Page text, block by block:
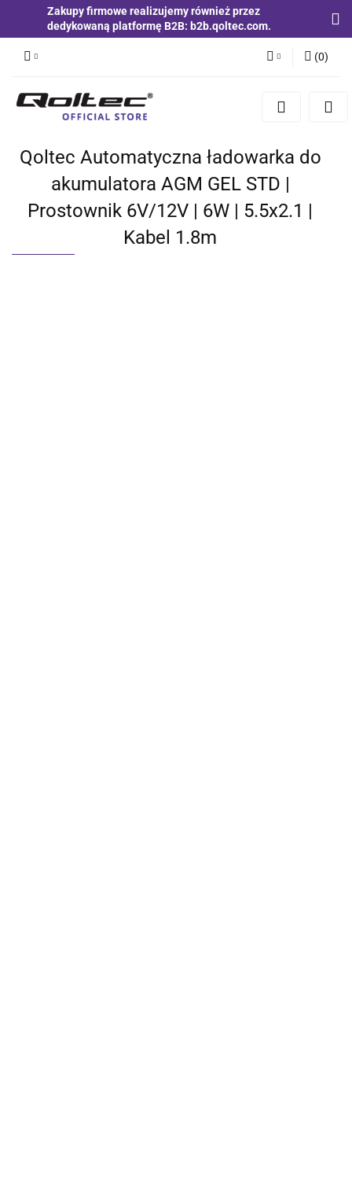
Zakupy firmowe realizujemy również przez
dedykowaną platformę B2B: b2b.qoltec.com.
Zaloguj się
Zgody cookies
(0)
Qoltec Automatyczna ładowarka do
akumulatora AGM GEL STD |
Prostownik 6V/12V | 6W | 5.5x2.1 |
Kabel 1.8m